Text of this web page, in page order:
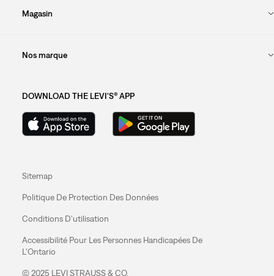
Magasin
Nos marque
DOWNLOAD THE LEVI'S® APP
Sitemap
Politique De Protection Des Données
Conditions D'utilisation
Accessibilité Pour Les Personnes Handicapées De
L'Ontario
© 2025 LEVI STRAUSS & CO.